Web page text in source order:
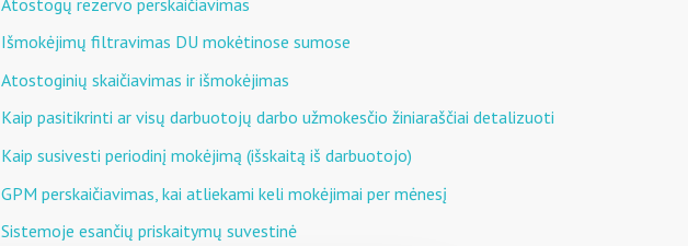
Išmokėjimų filtravimas DU mokėtinose sumose
Atostoginių skaičiavimas ir išmokėjimas
Kaip pasitikrinti ar visų darbuotojų darbo užmokesčio žiniaraščiai detalizuoti
Kaip susivesti periodinį mokėjimą (išskaitą iš darbuotojo)
GPM perskaičiavimas, kai atliekami keli mokėjimai per mėnesį
Sistemoje esančių priskaitymų suvestinė